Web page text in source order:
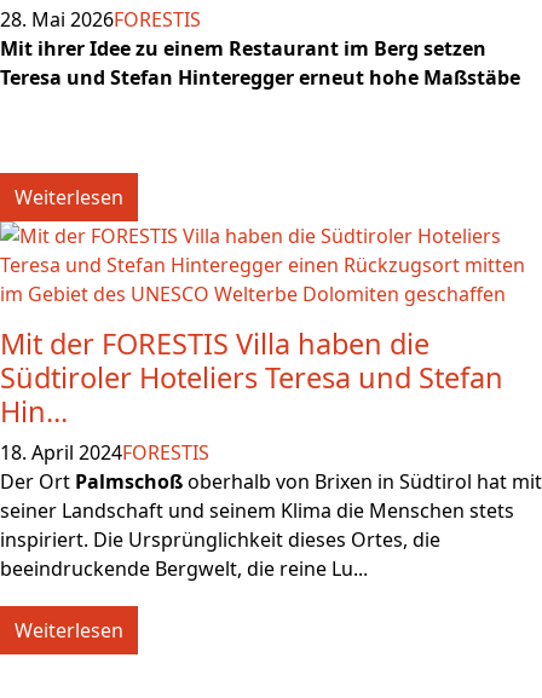
28. Mai 2026FORESTIS
Mit ihrer Idee zu einem Restaurant im Berg setzen
Teresa und Stefan Hinteregger erneut hohe Maßstäbe
Weiterlesen
Mit der FORESTIS Villa haben die
Südtiroler Hoteliers Teresa und Stefan
Hin...
18. April 2024FORESTIS
Der Ort Palmschoßoberhalb von Brixen in Südtirol hat mit
seiner Landschaft und seinem Klima die Menschen stets
inspiriert. Die Ursprünglichkeit dieses Ortes, die
beeindruckende Bergwelt, die reine Lu...
Weiterlesen